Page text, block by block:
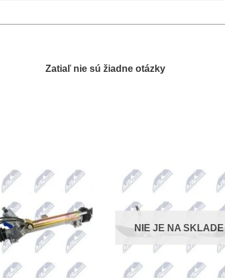
Zatiaľ nie sú žiadne otázky
NIE JE NA SKLADE